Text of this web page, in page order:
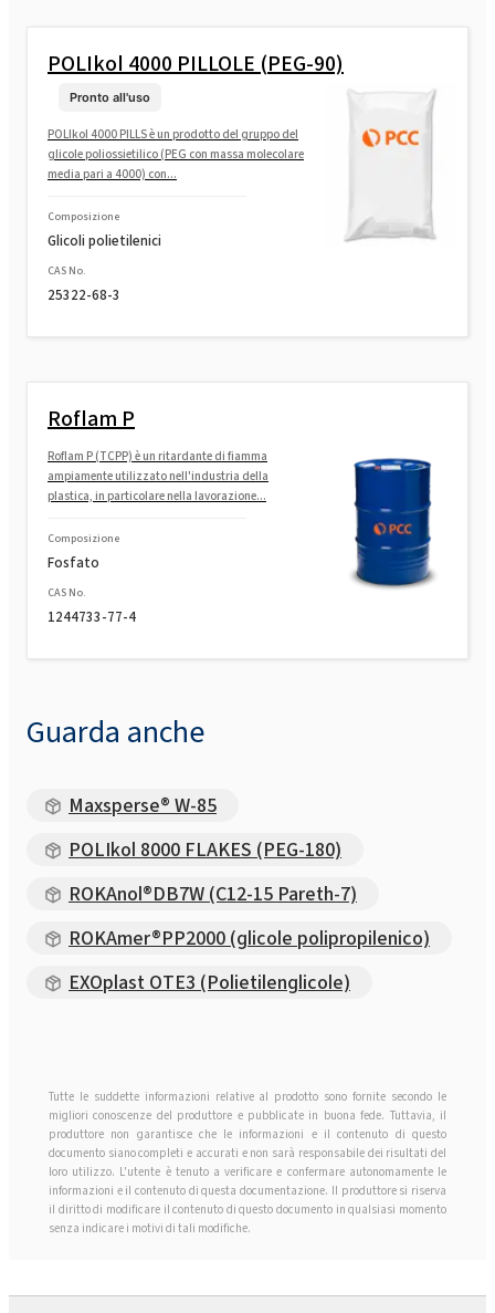
POLIkol 4000 PILLOLE (PEG-90)
Pronto all'uso
POLIkol 4000 PILLS è un prodotto del gruppo del
glicole poliossietilico (PEG con massa molecolare
media pari a 4000) con...
Composizione
Glicoli polietilenici
CAS No.
25322-68-3
Roflam P
Roflam P (TCPP) è un ritardante di fiamma
ampiamente utilizzato nell'industria della
plastica, in particolare nella lavorazione...
Composizione
Fosfato
CAS No.
1244733-77-4
Guarda anche
Maxsperse® W-85
POLIkol 8000 FLAKES (PEG-180)
ROKAnol®DB7W (C12-15 Pareth-7)
ROKAmer®PP2000 (glicole polipropilenico)
EXOplast OTE3 (Polietilenglicole)
Tutte le suddette informazioni relative al prodotto sono fornite secondo le
migliori conoscenze del produttore e pubblicate in buona fede. Tuttavia, il
produttore non garantisce che le informazioni e il contenuto di questo
documento siano completi e accurati e non sarà responsabile dei risultati del
loro utilizzo. L'utente è tenuto a verificare e confermare autonomamente le
informazioni e il contenuto di questa documentazione. Il produttore si riserva
il diritto di modificare il contenuto di questo documento in qualsiasi momento
senza indicare i motivi di tali modifiche.